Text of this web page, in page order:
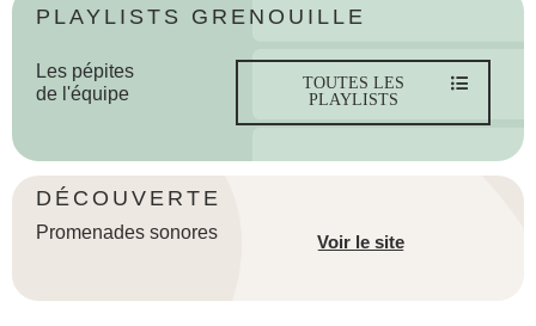
PLAYLISTS GRENOUILLE
Les pépites
de l'équipe
TOUTES LES
PLAYLISTS
DÉCOUVERTE
Promenades sonores Voir le site